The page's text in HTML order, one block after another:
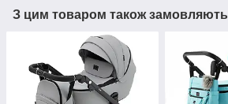
З цим товаром також замовляють